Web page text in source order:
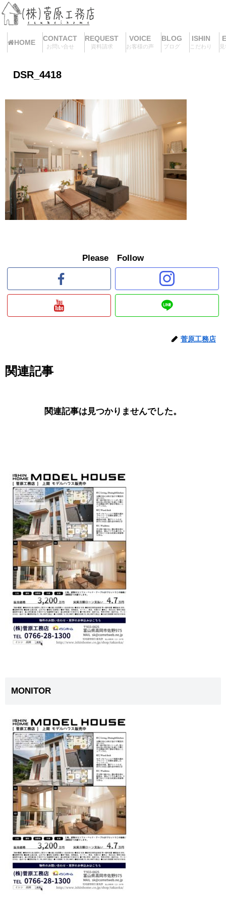
HOME CONTACT
お問い合せ
REQUEST
資料請求
VOICE
お客様の声
BLOG
ブログ
ISHIN
こだわり
DSR_4418
Please Follow
菅原工務店
関連記事
関連記事は見つかりませんでした。
MONITOR